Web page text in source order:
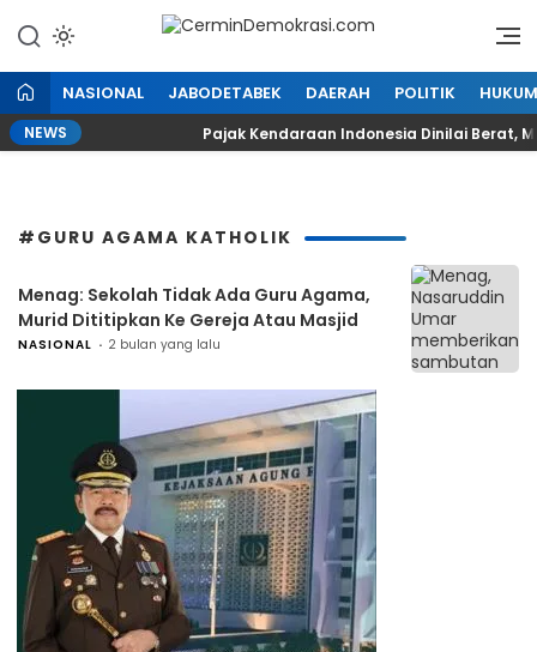
konten
NASIONAL JABODETABEK DAERAH POLITIK HUKUM
NEWS Pajak Kendaraan Indonesia Dinilai Berat,
#GURU AGAMA KATHOLIK
Menag: Sekolah Tidak Ada Guru Agama,
Murid Dititipkan Ke Gereja Atau Masjid
NASIONAL 2 bulan yang lalu